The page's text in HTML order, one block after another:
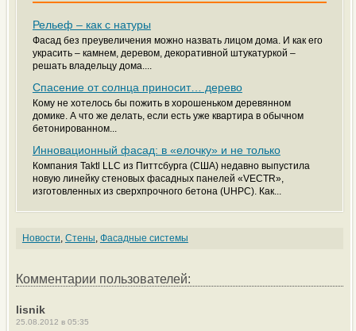
Рельеф – как с натуры
Фасад без преувеличения можно назвать лицом дома. И как его
украсить – камнем, деревом, декоративной штукатуркой –
решать владельцу дома....
Спасение от солнца приносит… дерево
Кому не хотелось бы пожить в хорошеньком деревянном
домике. А что же делать, если есть уже квартира в обычном
бетонированном...
Инновационный фасад: в «елочку» и не только
Компания Taktl LLC из Питтсбурга (США) недавно выпустила
новую линейку стеновых фасадных панелей «VECTR»,
изготовленных из сверхпрочного бетона (UHPC). Как...
Новости, Стены, Фасадные системы
Комментарии пользователей:
lisnik
25.08.2012 в 05:35